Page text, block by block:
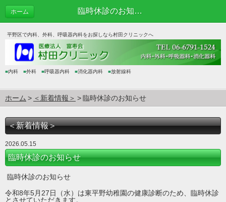
臨時休診のお知らせ | ＜新着情報＞
ホーム
平野区で内科、外科、呼吸器内科をお探しなら村田クリニックへ
■内科 ■外科 ■呼吸器内科 ■消化器内科 ■放射線科
ホーム ＜新着情報＞ 臨時休診のお知らせ
＜新着情報＞
2026.05.15
臨時休診のお知らせ
臨時休診のお知らせ
令和8年5月27日（水）は東平野幼稚園の健康診断のため、臨時休診
とさせていただきます。